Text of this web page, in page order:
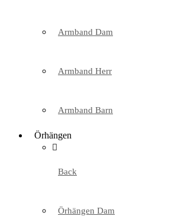
Armband Dam
Armband Herr
Armband Barn
Örhängen
Back
Örhängen Dam